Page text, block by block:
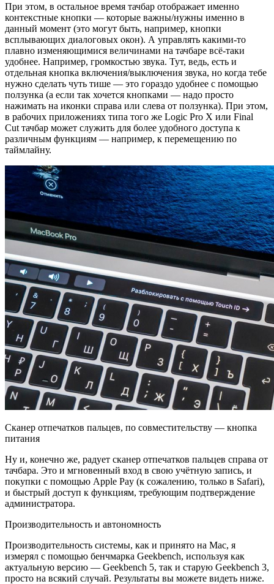
При этом, в остальное время тачбар отображает именно
контекстные кнопки — которые важны/нужны именно в
данный момент (это могут быть, например, кнопки
всплывающих диалоговых окон). А управлять какими-то
плавно изменяющимися величинами на тачбаре всё-таки
удобнее. Например, громкостью звука. Тут, ведь, есть и
отдельная кнопка включения/выключения звука, но когда тебе
нужно сделать чуть тише — это гораздо удобнее с помощью
ползунка (а если так хочется кнопками — надо просто
нажимать на иконки справа или слева от ползунка). При этом,
в рабочих приложениях типа того же Logic Pro X или Final
Cut тачбар может служить для более удобного доступа к
различным функциям — например, к перемещению по
таймлайну.
Сканер отпечатков пальцев, по совместительству — кнопка
питания
Ну и, конечно же, радует сканер отпечатков пальцев справа от
тачбара. Это и мгновенный вход в свою учётную запись, и
покупки с помощью Apple Pay (к сожалению, только в Safari),
и быстрый доступ к функциям, требующим подтверждение
администратора.
Производительность и автономность
Производительность системы, как и принято на Mac, я
измерял с помощью бенчмарка Geekbench, используя как
актуальную версию — Geekbench 5, так и старую Geekbench 3,
просто на всякий случай. Результаты вы можете видеть ниже.